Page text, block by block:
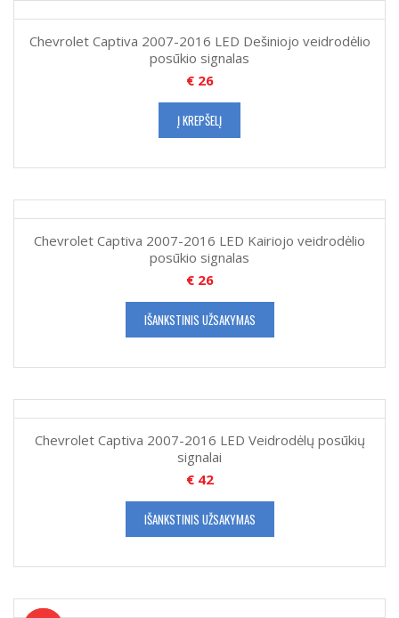
Chevrolet Captiva 2007-2016 LED Dešiniojo veidrodėlio
posūkio signalas
€26
Į KREPŠELĮ
Chevrolet Captiva 2007-2016 LED Kairiojo veidrodėlio
posūkio signalas
€26
IŠANKSTINIS UŽSAKYMAS
Chevrolet Captiva 2007-2016 LED Veidrodėlų posūkių
signalai
€42
IŠANKSTINIS UŽSAKYMAS